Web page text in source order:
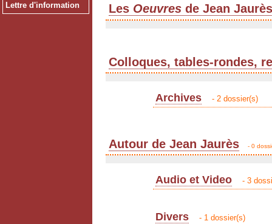
Lettre d'information Les Oeuvres de Jean
Colloques, tables-rondes,
Archives - 2 dossier(s)
Autour de Jean Jaurès - 0
Audio et Video - 3
Divers - 1 dossier(s)